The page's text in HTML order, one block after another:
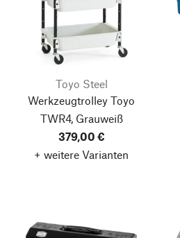
Toyo Steel
Werkzeugtrolley Toyo
TWR4, Grauweiß
379,00 €
+ weitere Varianten